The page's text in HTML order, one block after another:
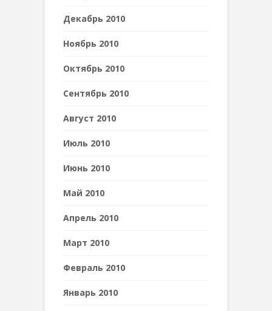
Декабрь 2010
Ноябрь 2010
Октябрь 2010
Сентябрь 2010
Август 2010
Июль 2010
Июнь 2010
Май 2010
Апрель 2010
Март 2010
Февраль 2010
Январь 2010